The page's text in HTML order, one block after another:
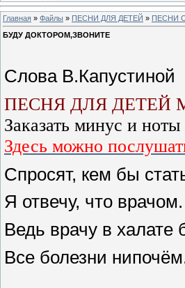
Главная » Файлы » ПЕСНИ ДЛЯ ДЕТЕЙ » ПЕСНИ
БУДУ ДОКТОРОМ,ЗВОНИТЕ
Слова В.Капустиной
ПЕСНЯ ДЛЯ ДЕТЕЙ
Заказать минус и
Здесь можно
Спросят, кем бы
Я отвечу, что врачом.
Ведь врачу в халате
Все болезни